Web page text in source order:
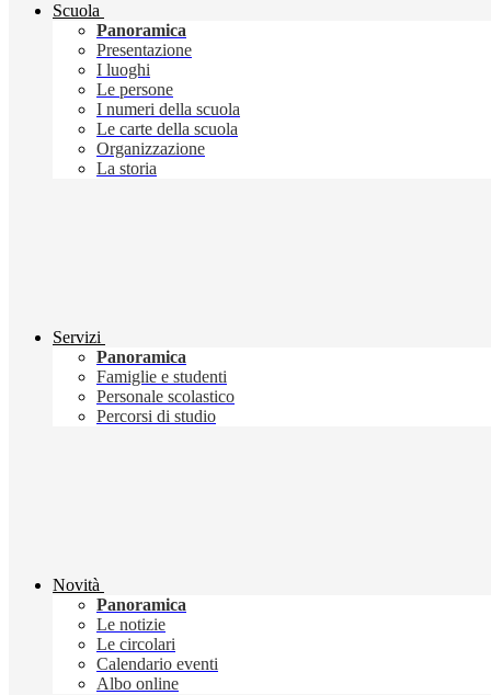
Scuola
Panoramica
Presentazione
I luoghi
Le persone
I numeri della scuola
Le carte della scuola
Organizzazione
La storia
Servizi
Panoramica
Famiglie e studenti
Personale scolastico
Percorsi di studio
Novità
Panoramica
Le notizie
Le circolari
Calendario eventi
Albo online